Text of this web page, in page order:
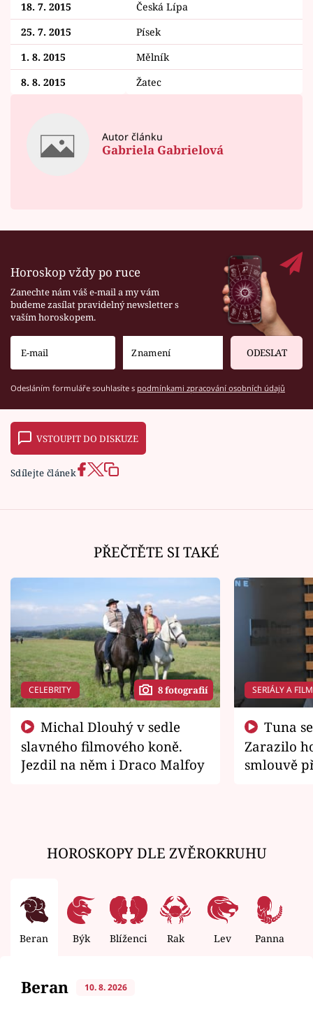
18. 7. 2015
Česká Lípa
25. 7. 2015
Písek
1. 8. 2015
Mělník
8. 8. 2015
Žatec
Autor článku
Gabriela Gabrielová
Horoskop vždy po ruce
Zanechte nám váš e-mail a my vám
budeme zasílat pravidelný newsletter s
vaším horoskopem.
ODESLAT
Odesláním formuláře souhlasíte s podmínkami zpracování osobních údajů
VSTOUPIT DO DISKUZE
Sdílejte článek
PŘEČTĚTE SI TAKÉ
CELEBRITY 8 fotografií
slavného filmového koně.
Jezdil na něm i Draco Malfoy
SERIÁLY A
Zarazilo
smlouvě
HOROSKOPY DLE ZVĚROKRUHU
Beran Býk Blíženci Rak Lev Panna
Beran 10. 8. 2026